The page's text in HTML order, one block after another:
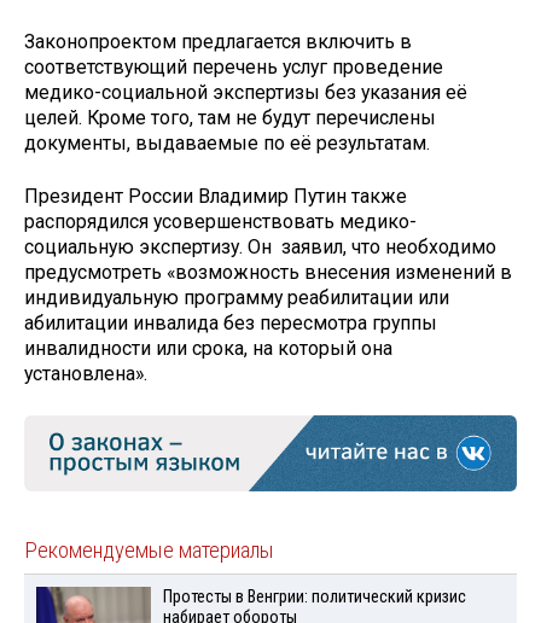
Законопроектом предлагается включить в
соответствующий перечень услуг проведение
медико-социальной экспертизы без указания её
целей. Кроме того, там не будут перечислены
документы, выдаваемые по её результатам.
Президент России Владимир Путин также
распорядился усовершенствовать медико-
социальную экспертизу. Он заявил, что необходимо
предусмотреть «возможность внесения изменений в
индивидуальную программу реабилитации или
абилитации инвалида без пересмотра группы
инвалидности или срока, на который она
установлена».
Рекомендуемые материалы
Протесты в Венгрии: политический кризис
набирает обороты